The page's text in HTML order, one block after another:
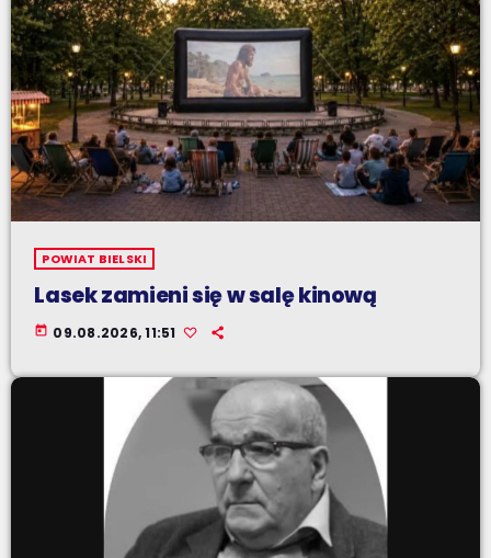
POWIAT BIELSKI
Lasek zamieni się w salę kinową
today 09.08.2026, 11:51